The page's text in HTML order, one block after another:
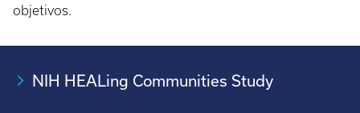
objetivos.
NIH HEALing Communities Study